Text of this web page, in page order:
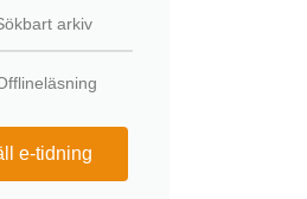
arkiv
e-tidning